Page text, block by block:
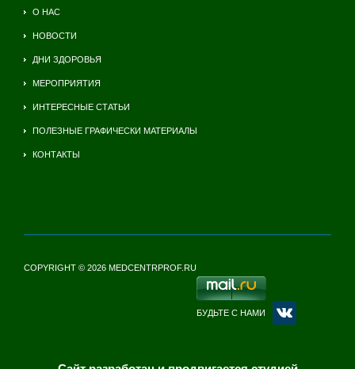
О НАС
НОВОСТИ
ДНИ ЗДОРОВЬЯ
МЕРОПРИЯТИЯ
ИНТЕРЕСНЫЕ СТАТЬИ
ПОЛЕЗНЫЕ ГРАФИЧЕСКИ МАТЕРИАЛЫ
КОНТАКТЫ
COPYRIGHT © 2026 MEDCENTRPROF.RU
БУДЬТЕ С НАМИ